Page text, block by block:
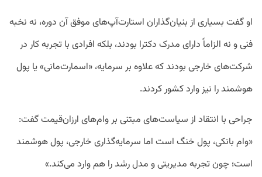
او گفت بسیاری از بنیان‌گذاران استارت‌آپ‌های موفق آن دوره، نه نخبه
فنی و نه الزاماً دارای مدرک دکترا بودند، بلکه افرادی با تجربه کار در
شرکت‌های خارجی بودند که علاوه بر سرمایه، «اسمارت‌مانی» یا پول
هوشمند را نیز وارد کشور کردند.
جراحی با انتقاد از سیاست‌های مبتنی بر وام‌های ارزان‌قیمت گفت:
«وام بانکی، پول خنگ است اما سرمایه‌گذاری خارجی، پول هوشمند
است؛ چون تجربه مدیریتی و مدل رشد را هم وارد می‌کند.»